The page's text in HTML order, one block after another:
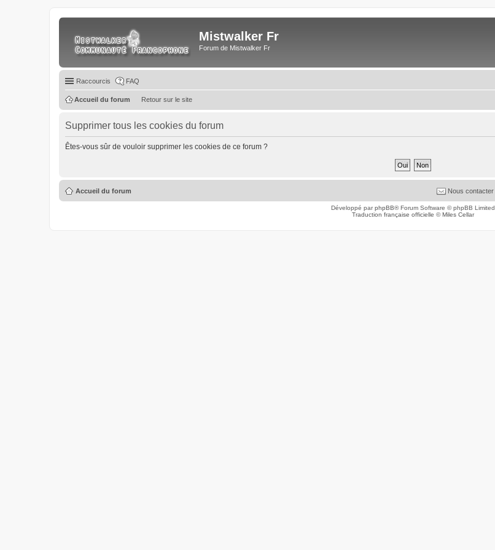
Mistwalker Fr
Forum de Mistwalker Fr
Raccourcis FAQ
Retour sur le site
Accueil du forum
Supprimer tous les cookies du forum
Êtes-vous sûr de vouloir supprimer les cookies de ce forum ?
Accueil du forum Nous contacter
Développé parphpBB® Forum Software © phpBB Limited
Traduction française officielle ©Miles Cellar